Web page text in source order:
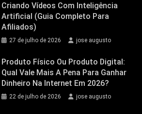
Criando Vídeos Com Inteligência
Artificial (Guia Completo Para
Afiliados)
27 de julho de 2026 jose augusto
Produto Físico Ou Produto Digital:
Qual Vale Mais A Pena Para Ganhar
Dinheiro Na Internet Em 2026?
22 de julho de 2026 jose augusto